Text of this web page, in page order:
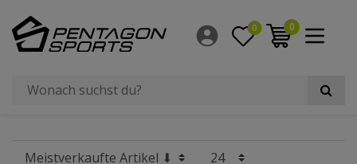
0 0
Filter
×